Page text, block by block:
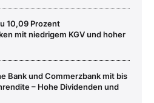
10,09 Prozent
mit niedrigem KGV und hoher
Bank und Commerzbank mit bis
– Hohe Dividenden und